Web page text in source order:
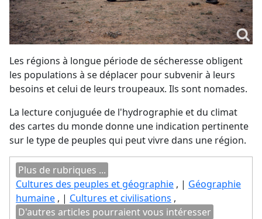
Les régions à longue période de sécheresse obligent
les populations à se déplacer pour subvenir à leurs
besoins et celui de leurs troupeaux. Ils sont nomades.
La lecture conjuguée de l'hydrographie et du climat
des cartes du monde donne une indication pertinente
sur le type de peuples qui peut vivre dans une région.
Plus de rubriques ...
Cultures des peuples et géographie , | Géographie
humaine , | Cultures et civilisations ,
D'autres articles pourraient vous intéresser